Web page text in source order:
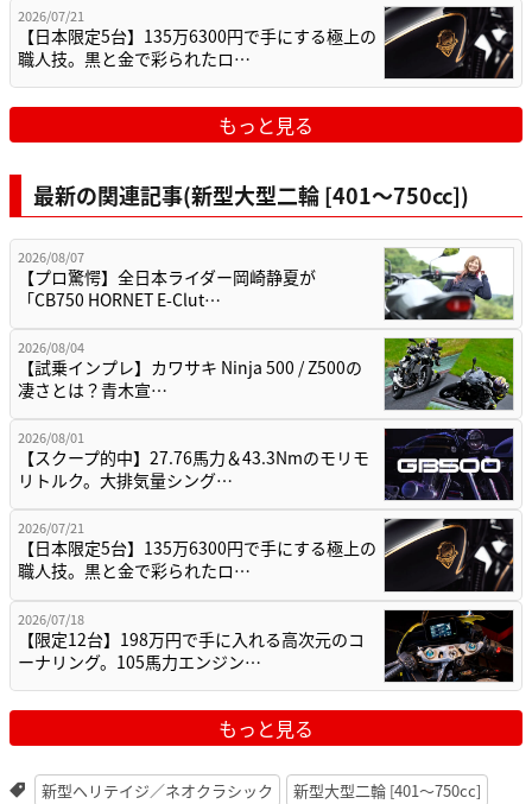
2026/07/21
【日本限定5台】135万6300円で手にする極上の
職人技。黒と金で彩られたロ…
もっと見る
最新の関連記事(新型大型二輪 [401〜750cc])
2026/08/07
【プロ驚愕】全日本ライダー岡崎静夏が
「CB750 HORNET E-Clut…
2026/08/04
【試乗インプレ】カワサキ Ninja 500 / Z500の
凄さとは？青木宣…
2026/08/01
【スクープ的中】27.76馬力＆43.3Nmのモリモ
リトルク。大排気量シング…
2026/07/21
【日本限定5台】135万6300円で手にする極上の
職人技。黒と金で彩られたロ…
2026/07/18
【限定12台】198万円で手に入れる高次元のコ
ーナリング。105馬力エンジン…
もっと見る
新型ヘリテイジ／ネオクラシック 新型大型二輪 [401〜750cc]